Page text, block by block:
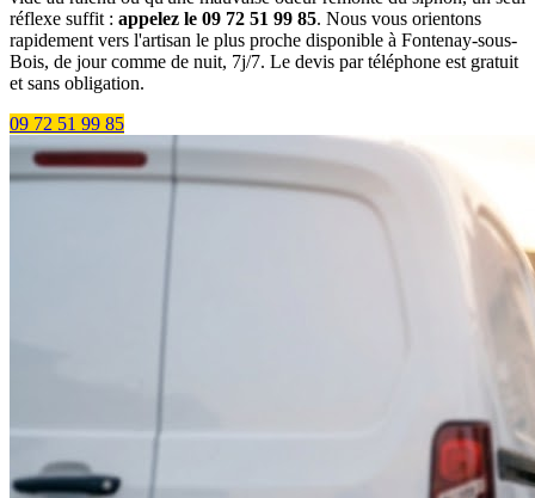
réflexe suffit : appelez le 09 72 51 99 85. Nous vous orientons
rapidement vers l'artisan le plus proche disponible à Fontenay-sous-
Bois, de jour comme de nuit, 7j/7. Le devis par téléphone est gratuit
et sans obligation.
09 72 51 99 85